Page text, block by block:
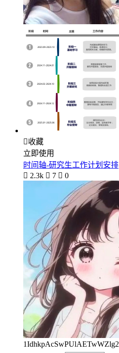
收藏
立即使用
时间轴-研究生工作计划安排
 2.3k  7  0